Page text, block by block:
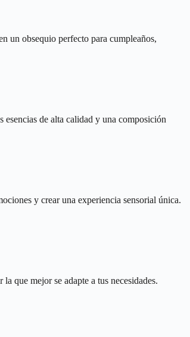
un obsequio perfecto para cumpleaños,
de alta calidad y una composición
y crear una experiencia sensorial única.
que mejor se adapte a tus necesidades.